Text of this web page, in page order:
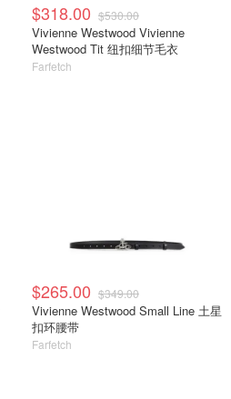
$318.00 $530.00
Vivienne Westwood Vivienne
Westwood Tit 纽扣细节毛衣
Farfetch
$265.00 $349.00
Vivienne Westwood Small Line 土星
扣环腰带
Farfetch